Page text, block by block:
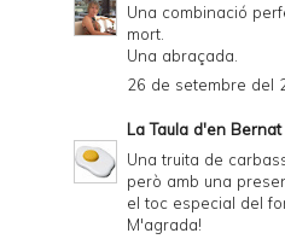
Una combinació
mort.
Una abraçada.
26 de setembre del
La Taula d'en Bernat
Una truita de
però amb una
el toc especial del
M'agrada!